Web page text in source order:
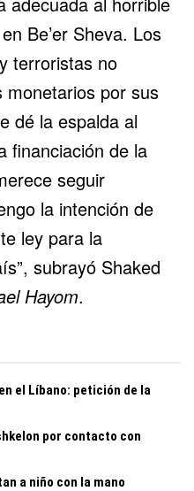
Be’er Sheva. Los
terroristas no
por sus
dé la espalda al
financiación de la
seguir
la intención de
ley para la
subrayó Shaked
Hayom.
el Líbano: petición de la
por contacto con
a niño con la mano